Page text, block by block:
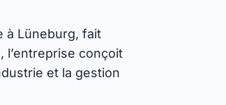
à Lüneburg, fait
l’entreprise conçoit
et la gestion